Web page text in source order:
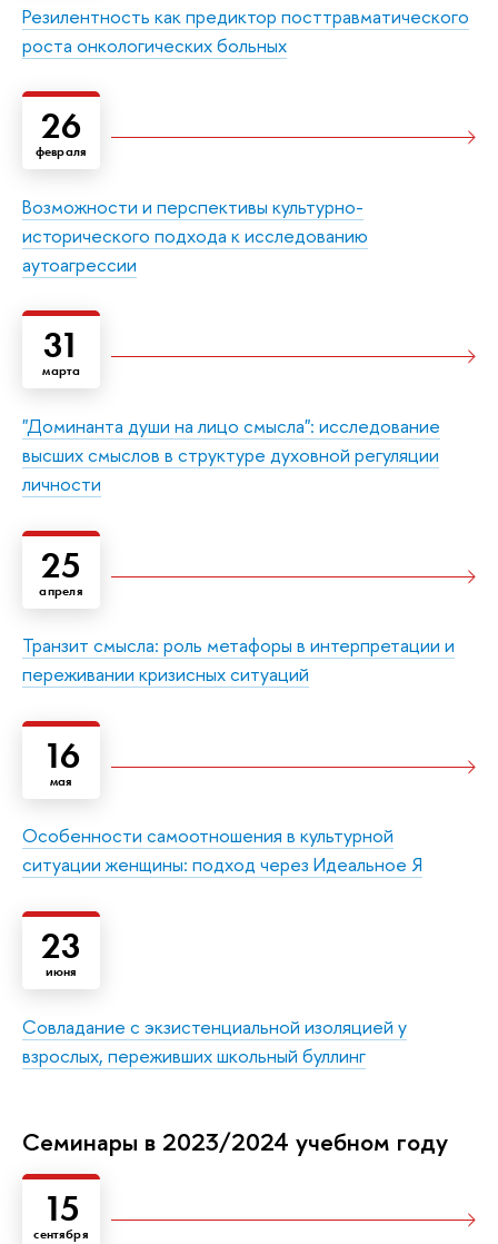
Резилентность как предиктор посттравматического
роста онкологических больных
26
февраля
Возможности и перспективы культурно-
исторического подхода к исследованию
аутоагрессии
31
марта
"Доминанта души на лицо смысла": исследование
высших смыслов в структуре духовной регуляции
личности
25
апреля
Транзит смысла: роль метафоры в интерпретации и
переживании кризисных ситуаций
16
мая
Особенности самоотношения в культурной
ситуации женщины: подход через Идеальное Я
23
июня
Совладание с экзистенциальной изоляцией у
взрослых, переживших школьный буллинг
Семинары в 2023/2024 учебном году
15
сентября